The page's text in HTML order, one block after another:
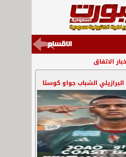
الاتفاق
الشباب جواو كوستا